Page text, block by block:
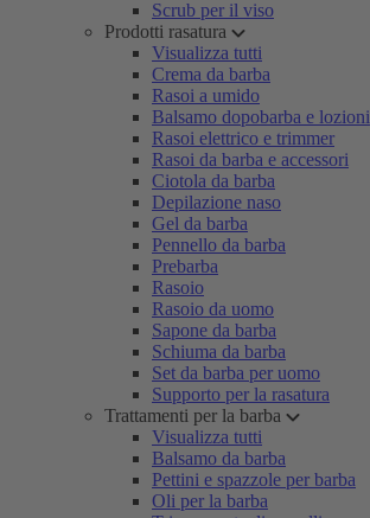
Scrub per il viso
Prodotti rasatura
Visualizza tutti
Crema da barba
Rasoi a umido
Balsamo dopobarba e lozioni
Rasoi elettrico e trimmer
Rasoi da barba e accessori
Ciotola da barba
Depilazione naso
Gel da barba
Pennello da barba
Prebarba
Rasoio
Rasoio da uomo
Sapone da barba
Schiuma da barba
Set da barba per uomo
Supporto per la rasatura
Trattamenti per la barba
Visualizza tutti
Balsamo da barba
Pettini e spazzole per barba
Oli per la barba